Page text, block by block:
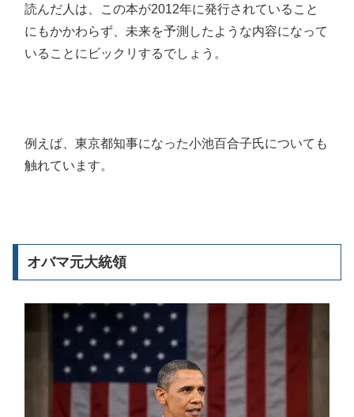
読んだ人は、この本が2012年に発行されていること
にもかかわらず、未来を予測したような内容になって
いることにビックリするでしょう。
例えば、東京都知事になった小池百合子氏についても
触れています。
オバマ元大統領